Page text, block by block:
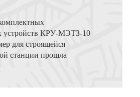
устройств КРУ-МЭТЗ-10
для строящейся
станции прошла